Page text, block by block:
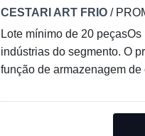
CESTARI ART FRIO /
Lote mínimo de 20
indústrias do segmento. O
função de armazenagem
ser considerados, para que
materiais mal colocados no